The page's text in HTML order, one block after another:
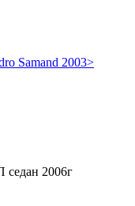
Samand 2003>
2006г